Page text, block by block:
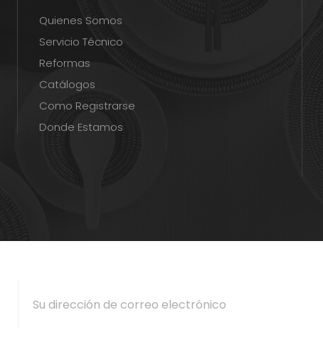
Quienes Somos
Servicio Técnico
Reformas
Catálogos
Como Registrarse
Donde Estamos